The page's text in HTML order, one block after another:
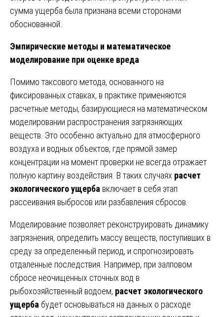
сумма ущерба была признана всеми сторонами
обоснованной.
Эмпирические методы и математическое
моделирование при оценке вреда
Помимо таксового метода, основанного на
фиксированных ставках, в практике применяются
расчетные методы, базирующиеся на математическом
моделировании распространения загрязняющих
веществ. Это особенно актуально для атмосферного
воздуха и водных объектов, где прямой замер
концентрации на момент проверки не всегда отражает
полную картину воздействия. В таких случаях расчет
экологического ущерба включает в себя этап
рассеивания выбросов или разбавления сбросов.
Моделирование позволяет реконструировать динамику
загрязнения, определить массу веществ, поступивших в
среду за определенный период, и спрогнозировать
отдаленные последствия. Например, при залповом
сбросе неочищенных сточных вод в
рыбохозяйственный водоем, расчет экологического
ущерба будет основываться на данных о расходе